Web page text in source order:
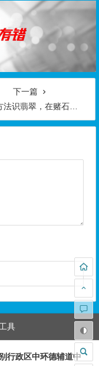
下一篇
翡翠，在赌石中拔得头筹
具
政区中环德辅道中